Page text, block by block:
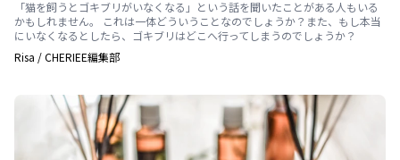
「猫を飼うとゴキブリがいなくなる」という話を聞いたことがある人もいる
かもしれません。 これは一体どういうことなのでしょうか？また、もし本当
にいなくなるとしたら、ゴキブリはどこへ行ってしまうのでしょうか？
Risa /CHERIEE編集部